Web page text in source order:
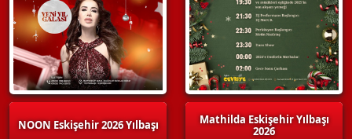
NOON Eskişehir 2026 Yılbaşı
Mathilda Eskişehir Yılbaşı
2026